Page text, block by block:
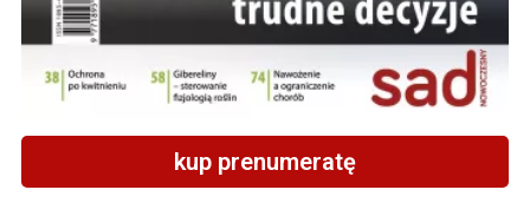
kup prenumeratę